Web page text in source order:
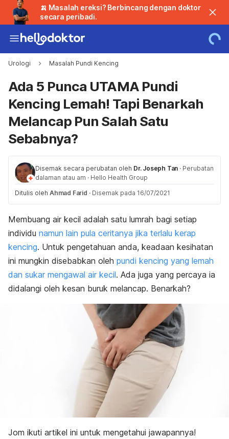
🍌 Masalah ereksi? Berbincang dengan doktor
secara peribadi.
Urologi Masalah Pundi Kencing
Ada 5 Punca UTAMA Pundi
Kencing Lemah! Tapi Benarkah
Melancap Pun Salah Satu
Sebabnya?
Disemak secara perubatan oleh Dr. Joseph Tan · Perubatan
dalaman atau am · Hello Health Group
Ditulis oleh Ahmad Farid · Disemak pada 16/07/2021
Membuang air kecil adalah satu lumrah bagi setiap
individu namun lain pula ceritanya jika terlalu kerap
kencing. Untuk pengetahuan anda, keadaan kesihatan
ini mungkin disebabkan oleh pundi kencing yang lemah
dan sukar mengawal air kecil. Ada juga yang percaya ia
didalangi oleh kesan buruk melancap. Benarkah?
Jom ikuti artikel ini untuk mengetahui jawapannya!